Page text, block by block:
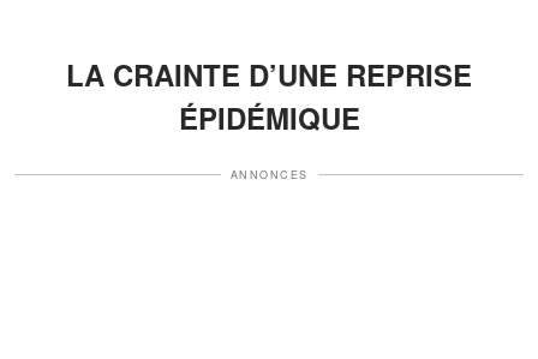
LA CRAINTE D’UNE REPRISE
ÉPIDÉMIQUE
ANNONCES